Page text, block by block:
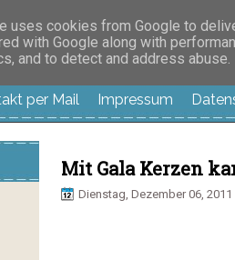
Testwelt, alles
per Mail Impressum
Mit Gala Kerzen
Dienstag, Dezember 06, 2011
uses cookies from Google to
with Google along with
and to detect and address abuse.